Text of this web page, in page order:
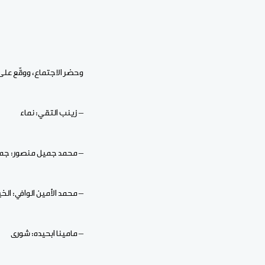
وحضر الاجتماع، ووقّع على
– زينب التقي: نماء
– ⁠محمد جميل منصور:
– ⁠محمد الأمين الوافي:
– ⁠مامينا ابحيده: شورى